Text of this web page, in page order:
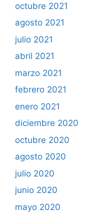
octubre 2021
agosto 2021
julio 2021
abril 2021
marzo 2021
febrero 2021
enero 2021
diciembre 2020
octubre 2020
agosto 2020
julio 2020
junio 2020
mayo 2020